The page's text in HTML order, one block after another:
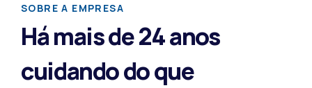
SOBRE A EMPRESA
Há mais de 24 anos
cuidando do que